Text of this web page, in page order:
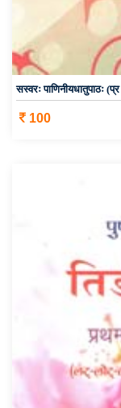
सस्वरः पाणिनीयधातुपाठः (प्र
100